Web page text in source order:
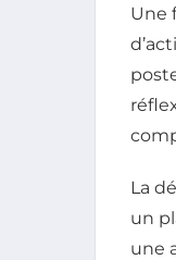
Une
La
un
une